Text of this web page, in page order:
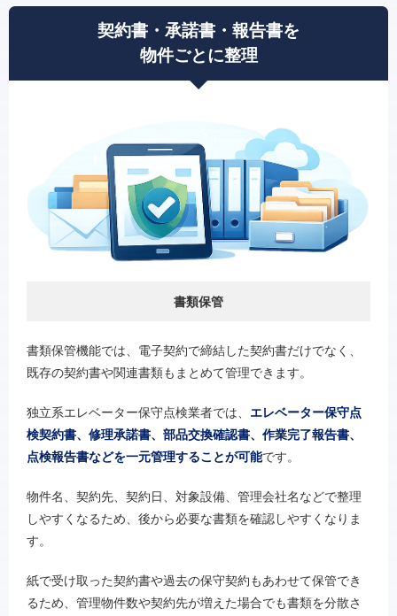
契約書・承諾書・報告書を
物件ごとに整理
書類保管
書類保管機能では、電子契約で締結した契約書だけでなく、
既存の契約書や関連書類もまとめて管理できます。
独立系エレベーター保守点検業者では、 エレベーター保守点
検契約書、修理承諾書、部品交換確認書、作業完了報告書、
点検報告書などを一元管理することが可能です。
物件名、契約先、契約日、対象設備、管理会社名などで整理
しやすくなるため、後から必要な書類を確認しやすくなりま
す。
紙で受け取った契約書や過去の保守契約もあわせて保管でき
るため、管理物件数や契約先が増えた場合でも書類を分散さ